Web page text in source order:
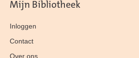
Mijn Bibliotheek
Inloggen
Contact
Over ons